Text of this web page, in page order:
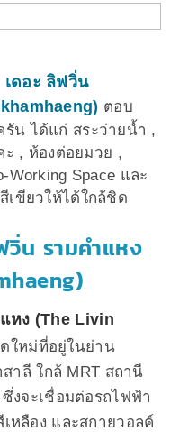
เดอะ ลิฟวิ่น
ตอบ
น ได้แก่ สระว่ายน้ำ ,
, ห้องต่อยมวย ,
Space และ
เขียวให้ได้ใกล้ชิด
วิ่น รามคำแหง
หง (The Livin
ใหม่ที่อยู่ในย่าน
าลี ใกล้ MRT สถานี
ซึ่งจะเชื่อมต่อรถไฟฟ้า
หลือง และสกายวอลค์